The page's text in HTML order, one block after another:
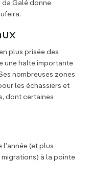
da Galé donne
plus prisée des
une halte importante
nombreuses zones
les échassiers et
dont certaines
(et plus
migrations) à la pointe